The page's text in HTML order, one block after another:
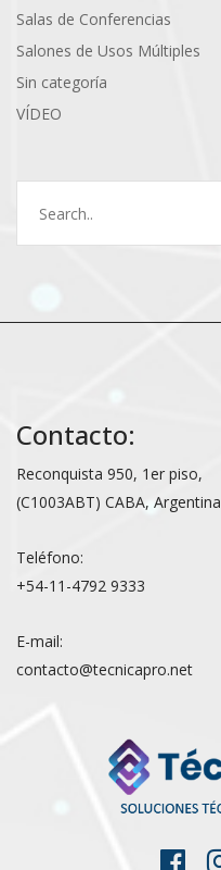
Salas de Conferencias
Salones de Usos Múltiples
Sin categoría
VÍDEO
Contacto:
Reconquista 950, 1er piso,
(C1003ABT) CABA, Argentina
Teléfono:
+54-11-4792 9333
E-mail:
contacto@tecnicapro.net